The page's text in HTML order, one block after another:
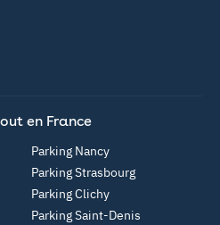
en France
Parking Nancy
Parking Strasbourg
Parking Clichy
Parking Saint-Denis